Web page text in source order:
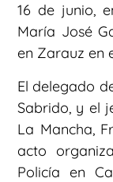
16 de junio,
María José
en Zarauz en
El delegado
Sabrido, y el
La Mancha,
acto
Policía en